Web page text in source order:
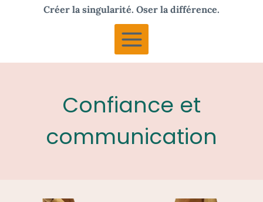
Créer la singularité. Oser la différence.
Confiance et
communication